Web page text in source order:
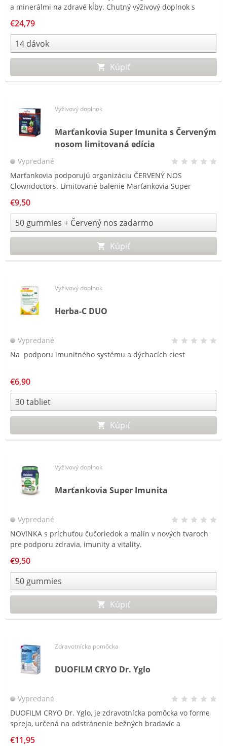
a minerálmi na zdravé kĺby. Chutný výživový doplnok s
€24,79
Kúpiť
Výživový doplnok
Marťankovia Super Imunita s Červeným
nosom limitovaná edícia
Vypredané
Marťankovia podporujú organizáciu ČERVENÝ NOS
Clowndoctors. Limitované balenie Marťankovia Super
podporu imunity
€9,50
Kúpiť
Výživový doplnok
Herba-C DUO
Vypredané
Na podporu imunitného systému a dýchacích ciest
€6,90
Kúpiť
Výživový doplnok
Marťankovia Super Imunita
Vypredané
NOVINKA s príchuťou čučoriedok a malín v nových tvaroch
pre podporu zdravia, imunity a vitality.
€9,50
Kúpiť
Zdravotnícka pomôcka
DUOFILM CRYO Dr. Yglo
Vypredané
DUOFILM CRYO Dr. Yglo, je zdravotnícka pomôcka vo forme
spreja, určená na odstránenie bežných bradavíc a
€11,95